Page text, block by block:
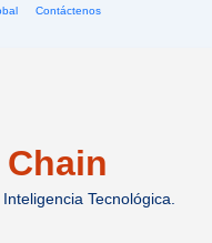
al contenido principal
Contáctenos
Tecnológica.